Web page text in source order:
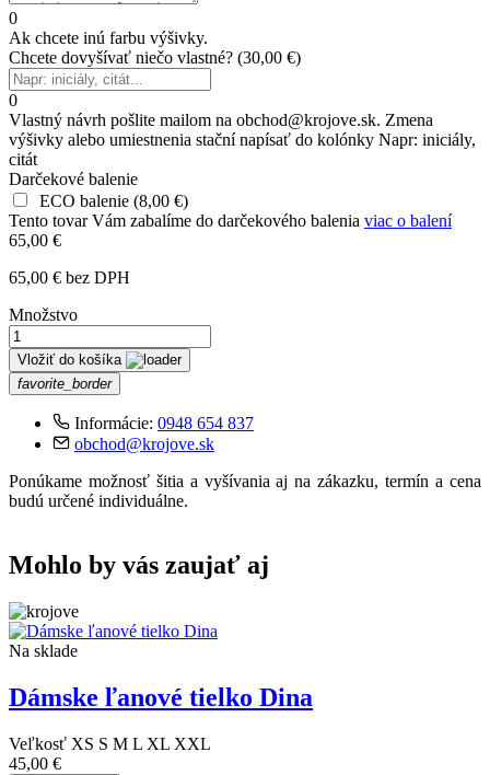
0
Ak chcete inú farbu výšivky.
Chcete dovyšívať niečo vlastné? (30,00 €)
0
Vlastný návrh pošlite mailom na obchod@krojove.sk. Zmena
výšivky alebo umiestnenia stační napísať do kolónky Napr: iniciály,
citát
Darčekové balenie
ECO balenie (8,00 €)
Tento tovar Vám zabalíme do darčekového balenia viac o balení
65,00 €
65,00 € bez DPH
Množstvo
Vložiť do košíka
favorite_border
Informácie: 0948 654 837
obchod@krojove.sk
Ponúkame možnosť šitia a vyšívania aj na zákazku, termín a cena
budú určené individuálne.
Mohlo by vás zaujať aj
Na sklade
Dámske ľanové tielko Dina
Veľkosť XS S M L XL XXL
45,00 €